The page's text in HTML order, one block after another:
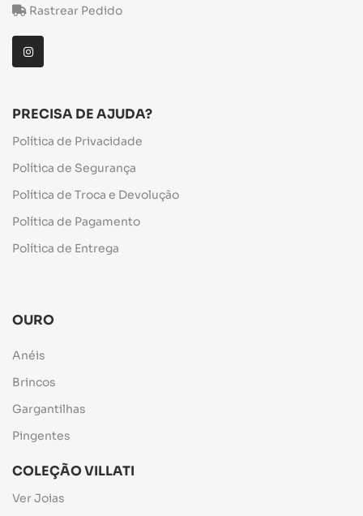
Rastrear Pedido
PRECISA DE AJUDA?
Política de Privacidade
Política de Segurança
Política de Troca e Devolução
Política de Pagamento
Política de Entrega
OURO
Anéis
Brincos
Gargantilhas
Pingentes
COLEÇÃO VILLATI
Ver Joias